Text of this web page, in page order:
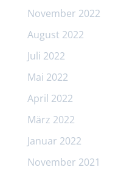
November 2022
August 2022
Juli 2022
Mai 2022
April 2022
März 2022
Januar 2022
November 2021